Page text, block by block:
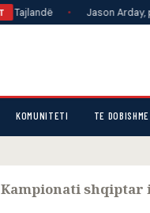
Jason Arday, profesori i
KOMUNITETI TE DOBISHME
Kampionati shqiptar